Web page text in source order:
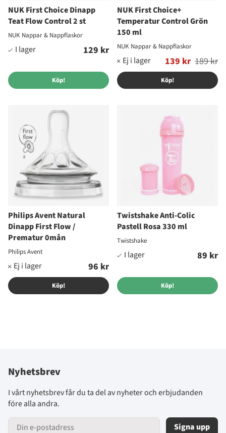
NUK First Choice Dinapp
Teat Flow Control 2 st
NUK Nappar & Nappflaskor
129 kr
Köp!
NUK First Choice+
Temperatur Control Grön
150 ml
NUK Nappar & Nappflaskor
139 kr
Ordinarie pris: 189 kr
Köp!
Philips Avent Natural
Dinapp First Flow /
Prematur 0mån
Philips Avent
96 kr
Köp!
Twistshake Anti-Colic
Pastell Rosa 330 ml
Twistshake
89 kr
Köp!
Nyhetsbrev
I vårt nyhetsbrev får du ta del av nyheter och erbjudanden
före alla andra.
Signa upp